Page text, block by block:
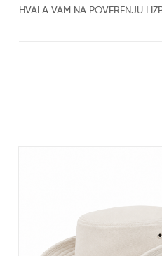
HVALA VAM NA POVERENJU I